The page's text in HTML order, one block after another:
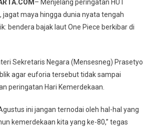
Agustus,
Mensesneg:
Kesakralan
HUT
– Menjelang peringatan HUT
jagat maya hingga dunia nyata tengah
bendera bajak laut One Piece berkibar di
Sekretaris Negara (Mensesneg) Prasetyo
agar euforia tersebut tidak sampai
peringatan Hari Kemerdekaan.
ini jangan ternodai oleh hal-hal yang
kemerdekaan kita yang ke-80,” tegas